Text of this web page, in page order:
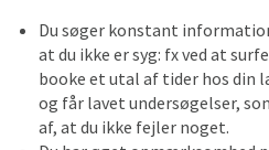
Du søger konstant
at du ikke er syg: fx ved at
booke et utal af tider hos din
og får lavet undersøgelser,
af, at du ikke fejler noget.